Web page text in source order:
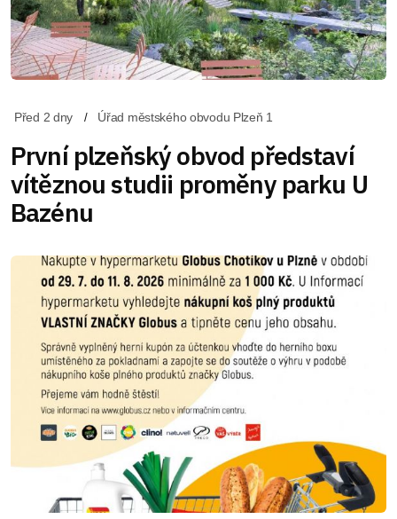
Před 2 dny Úřad městského obvodu Plzeň 1
První plzeňský obvod představí
vítěznou studii proměny parku U
Bazénu